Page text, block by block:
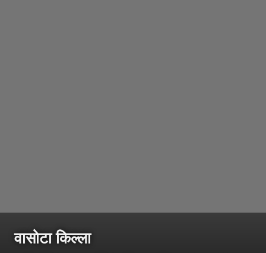
वासोटा किल्ला